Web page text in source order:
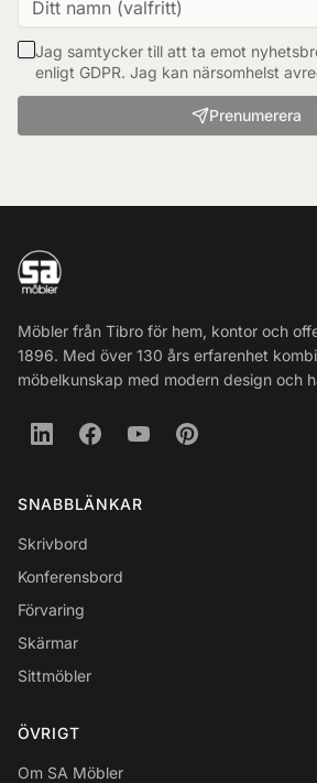
Jag samtycker till att ta emot
enligt GDPR. Jag kan närsomhelst
Prenumerera
Möbler från Tibro för hem, kontor och
1896. Med över 130 års erfarenhet
möbelkunskap med modern design och
SNABBLÄNKAR
Skrivbord
Konferensbord
Förvaring
Skärmar
Sittmöbler
ÖVRIGT
Om SA Möbler